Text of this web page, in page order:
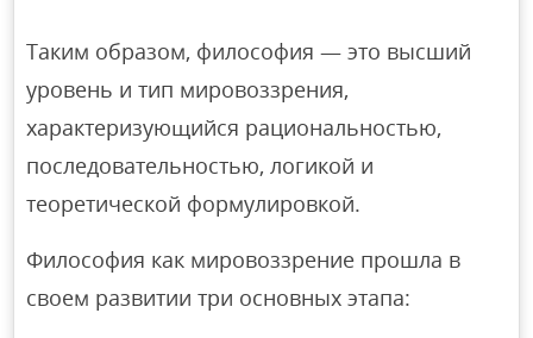
Таким образом, философия — это высший
уровень и тип мировоззрения,
характеризующийся рациональностью,
последовательностью, логикой и
теоретической формулировкой.
Философия как мировоззрение прошла в
своем развитии три основных этапа: